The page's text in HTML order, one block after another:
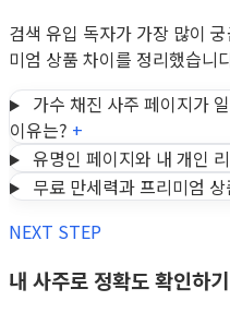
검색 유입 독자가 가장 많이
미엄 상품 차이를 정리했습니
가수 채진 사주 페이지가
이유는? +
유명인 페이지와 내 개인
무료 만세력과 프리미엄
NEXT STEP
내 사주로 정확도 확인하기